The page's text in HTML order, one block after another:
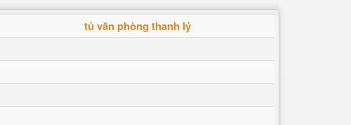
tủ văn phòng thanh lý